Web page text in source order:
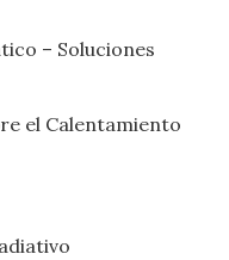
– Soluciones
el Calentamiento